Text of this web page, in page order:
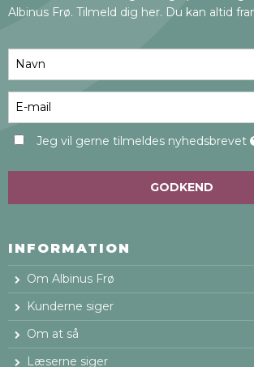
Albinus Frø. Tilmeld dig her. Du kan altid
Jeg vil gerne tilmeldes nyhedsbrevet
GODKEND
INFORMATION
Om Albinus Frø
Kunderne siger
Om at så
Læserne siger